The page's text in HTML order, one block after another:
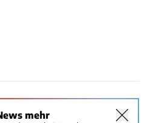
mehr